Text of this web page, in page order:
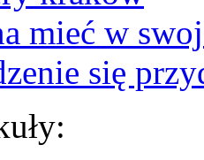
mieć w
się